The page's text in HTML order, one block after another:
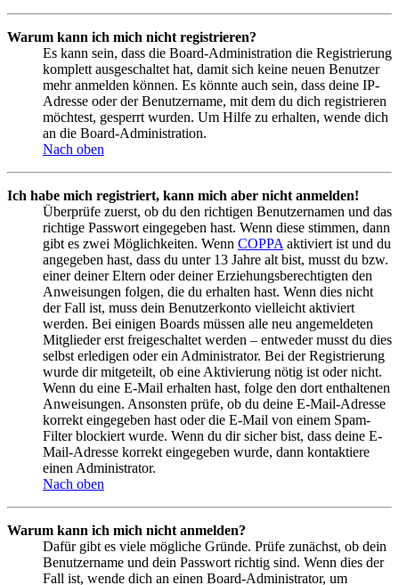
Warum kann ich mich nicht registrieren?
Es kann sein, dass die Board-Administration die Registrierung
komplett ausgeschaltet hat, damit sich keine neuen Benutzer
mehr anmelden können. Es könnte auch sein, dass deine IP-
Adresse oder der Benutzername, mit dem du dich registrieren
möchtest, gesperrt wurden. Um Hilfe zu erhalten, wende dich
an die Board-Administration.
Nach oben
Ich habe mich registriert, kann mich aber nicht anmelden!
Überprüfe zuerst, ob du den richtigen Benutzernamen und das
richtige Passwort eingegeben hast. Wenn diese stimmen, dann
gibt es zwei Möglichkeiten. Wenn COPPA aktiviert ist und du
angegeben hast, dass du unter 13 Jahre alt bist, musst du bzw.
einer deiner Eltern oder deiner Erziehungsberechtigten den
Anweisungen folgen, die du erhalten hast. Wenn dies nicht
der Fall ist, muss dein Benutzerkonto vielleicht aktiviert
werden. Bei einigen Boards müssen alle neu angemeldeten
Mitglieder erst freigeschaltet werden – entweder musst du dies
selbst erledigen oder ein Administrator. Bei der Registrierung
wurde dir mitgeteilt, ob eine Aktivierung nötig ist oder nicht.
Wenn du eine E-Mail erhalten hast, folge den dort enthaltenen
Anweisungen. Ansonsten prüfe, ob du deine E-Mail-Adresse
korrekt eingegeben hast oder die E-Mail von einem Spam-
Filter blockiert wurde. Wenn du dir sicher bist, dass deine E-
Mail-Adresse korrekt eingegeben wurde, dann kontaktiere
einen Administrator.
Nach oben
Warum kann ich mich nicht anmelden?
Dafür gibt es viele mögliche Gründe. Prüfe zunächst, ob dein
Benutzername und dein Passwort richtig sind. Wenn dies der
Fall ist, wende dich an einen Board-Administrator, um